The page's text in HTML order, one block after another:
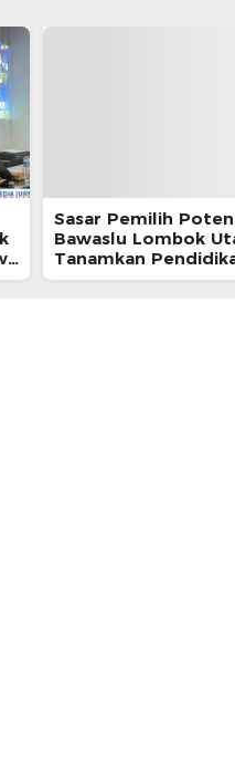
Sasar Pemilih
Bawaslu Lombok
Tanamkan
Demokrasi di